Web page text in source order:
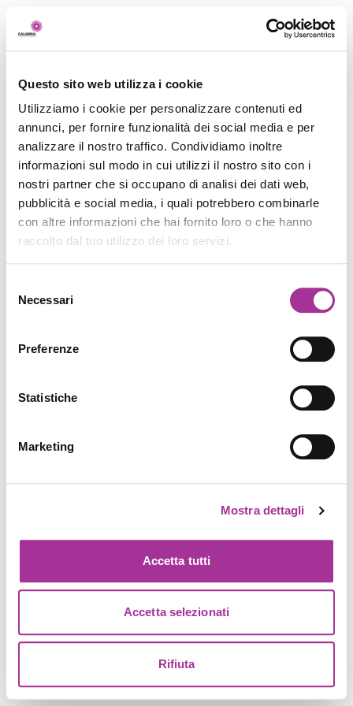
Questo sito web utilizza i cookie
Utilizziamo i cookie per personalizzare contenuti ed
annunci, per fornire funzionalità dei social media e per
analizzare il nostro traffico. Condividiamo inoltre
informazioni sul modo in cui utilizzi il nostro sito con i
nostri partner che si occupano di analisi dei dati web,
pubblicità e social media, i quali potrebbero combinarle
con altre informazioni che hai fornito loro o che hanno
raccolto dal tuo utilizzo dei loro servizi.
delNecessari
Preferenze
Statistiche
Marketing
Mostra dettagli
Accetta tutti
Accetta selezionati
Rifiuta